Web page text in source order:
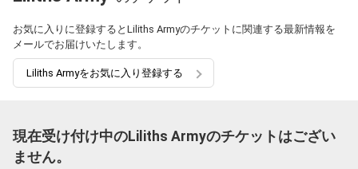
お気に入りに登録するとLiliths Armyのチケットに関連する最新情報を
メールでお届けいたします。
Liliths Armyをお気に入り登録する
現在受け付け中のLiliths Armyのチケットはござい
ません。